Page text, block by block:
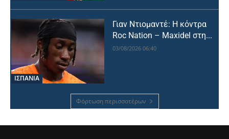
ΙΣΠΑΝΙΑ
Γιαν Ντιομαντέ: Η κόντρα
Roc Nation – Maxidel στη...
03/08/2026 06:40
Φόρτωση περισσοτέρων